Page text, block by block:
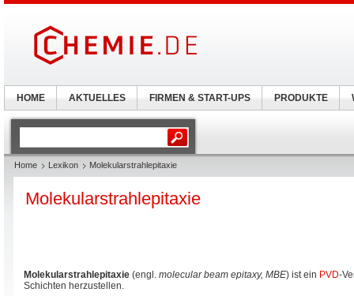
Home Lexikon Molekularstrahlepitaxie
Molekularstrahlepitaxie
Molekularstrahlepitaxie (engl. molecular beam epitaxy, MBE) ist ein PVD-
Schichten herzustellen.
HOME AKTUELLES FIRMEN & START-UPS PRODUKTE